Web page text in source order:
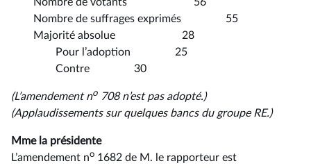
Nombre de suffrages exprimés 55
Majorité absolue 28
Pour l’adoption 25
Contre 30
(L’amendement no 708 n’est pas adopté.)
(Applaudissements sur quelques bancs du groupe RE.)
Mme la présidente
L’amendement no 1682 de M. le rapporteur est